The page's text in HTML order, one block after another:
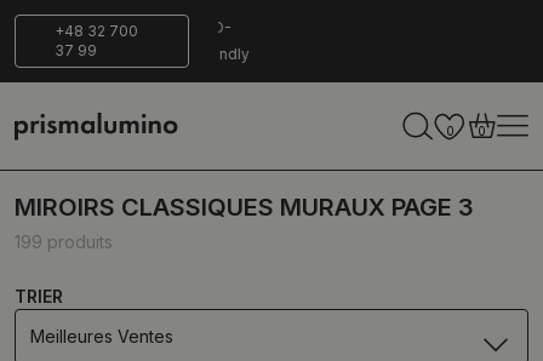
+48 32 700
37 99
Livraison
sécurisée
ECO-
0 0
MIROIRS CLASSIQUES MURAUX PAGE 3
199 produits
TRIER
Meilleures Ventes